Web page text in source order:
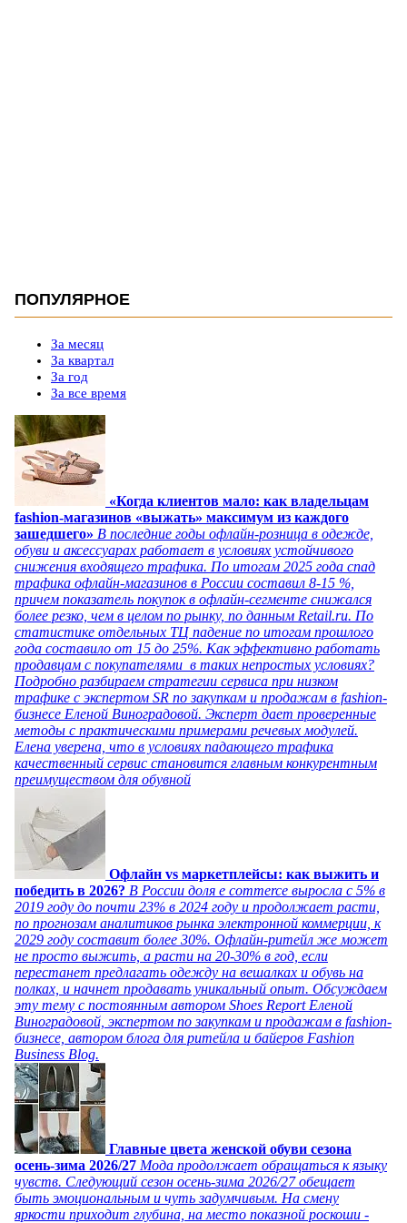
ПОПУЛЯРНОЕ
За месяц
За квартал
За год
За все время
«Когда клиентов мало: как владельцам
fashion-магазинов «выжать» максимум из каждого
зашедшего» В последние годы офлайн-розница в одежде,
обуви и аксессуарах работает в условиях устойчивого
снижения входящего трафика. По итогам 2025 года спад
трафика офлайн-магазинов в России составил 8-15 %,
причем показатель покупок в офлайн-сегменте снижался
более резко, чем в целом по рынку, по данным Retail.ru. По
статистике отдельных ТЦ падение по итогам прошлого
года составило от 15 до 25%. Как эффективно работать
продавцам с покупателями в таких непростых условиях?
Подробно разбираем стратегии сервиса при низком
трафике с экспертом SR по закупкам и продажам в fashion-
бизнесе Еленой Виноградовой. Эксперт дает проверенные
методы с практическими примерами речевых модулей.
Елена уверена, что в условиях падающего трафика
качественный сервис становится главным конкурентным
преимуществом для обувной
Офлайн vs маркетплейсы: как выжить и
победить в 2026? В России доля e commerce выросла с 5% в
2019 году до почти 23% в 2024 году и продолжает расти,
по прогнозам аналитиков рынка электронной коммерции, к
2029 году составит более 30%. Офлайн-ритейл же может
не просто выжить, а расти на 20-30% в год, если
перестанет предлагать одежду на вешалках и обувь на
полках, и начнет продавать уникальный опыт. Обсуждаем
эту тему с постоянным автором Shoes Report Еленой
Виноградовой, экспертом по закупкам и продажам в fashion-
бизнесе, автором блога для ритейла и байеров Fashion
Business Blog.
Главные цвета женской обуви сезона
осень-зима 2026/27 Мода продолжает обращаться к языку
чувств. Следующий сезон осень-зима 2026/27 обещает
быть эмоциональным и чуть задумчивым. На смену
яркости приходит глубина, на место показной роскоши -